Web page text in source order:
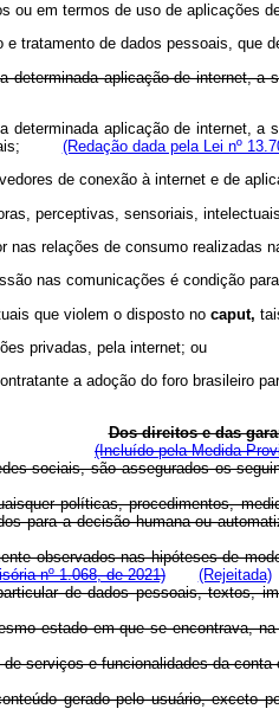
ou em termos de uso de aplicações
tratamento de dados pessoais, que
aplicação de internet,
aplicação de internet,
(Redação dada pela Lei nº
de conexão à internet e de
perceptivas, sensoriais,
relações de consumo realizadas
nas comunicações é condição
que violem o disposto no caput,
privadas, pela internet; ou
a adoção do foro brasileiro
Dos direitos e das
(Incluído pela Medida
sociais, são assegurados os
políticas, procedimentos,
para a decisão humana ou
observados nas hipóteses de
nº 1.068, de 2021)
(Rejeitada)
de dados pessoais,
estado em que se
de serviços e funcionalidades da
gerado pelo usuário,